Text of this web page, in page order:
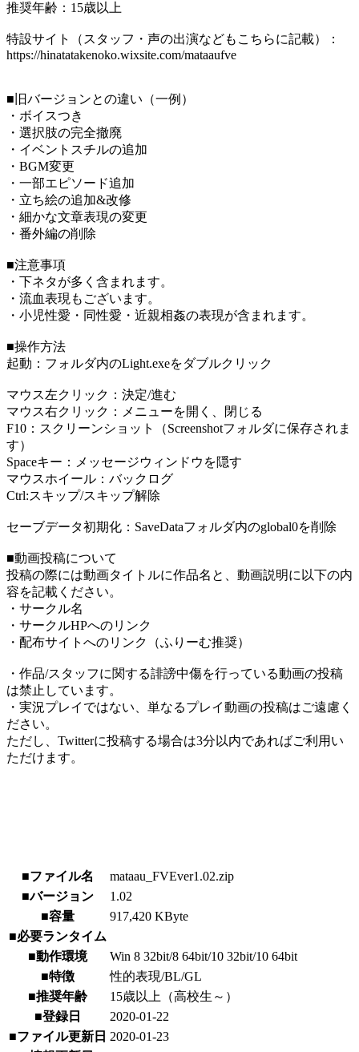
推奨年齢：15歳以上
特設サイト（スタッフ・声の出演などもこちらに記載）：
https://hinatatakenoko.wixsite.com/mataaufve
■旧バージョンとの違い（一例）
・ボイスつき
・選択肢の完全撤廃
・イベントスチルの追加
・BGM変更
・一部エピソード追加
・立ち絵の追加&改修
・細かな文章表現の変更
・番外編の削除
■注意事項
・下ネタが多く含まれます。
・流血表現もございます。
・小児性愛・同性愛・近親相姦の表現が含まれます。
■操作方法
起動：フォルダ内のLight.exeをダブルクリック
マウス左クリック：決定/進む
マウス右クリック：メニューを開く、閉じる
F10：スクリーンショット（Screenshotフォルダに保存されま
す）
Spaceキー：メッセージウィンドウを隠す
マウスホイール：バックログ
Ctrl:スキップ/スキップ解除
セーブデータ初期化：SaveDataフォルダ内のglobal0を削除
■動画投稿について
投稿の際には動画タイトルに作品名と、動画説明に以下の内
容を記載ください。
・サークル名
・サークルHPへのリンク
・配布サイトへのリンク（ふりーむ推奨）
・作品/スタッフに関する誹謗中傷を行っている動画の投稿
は禁止しています。
・実況プレイではない、単なるプレイ動画の投稿はご遠慮く
ださい。
ただし、Twitterに投稿する場合は3分以内であればご利用い
ただけます。
■ファイル名
mataau_FVEver1.02.zip
■バージョン
1.02
■容量
917,420 KByte
■必要ランタイム
■動作環境
Win 8 32bit/8 64bit/10 32bit/10 64bit
■特徴
性的表現/BL/GL
■推奨年齢
15歳以上（高校生～）
■登録日
2020-01-22
■ファイル更新日 2020-01-23